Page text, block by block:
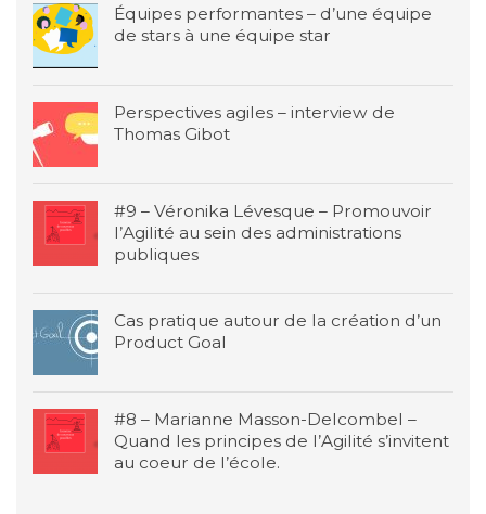
Équipes performantes – d’une équipe
de stars à une équipe star
Perspectives agiles – interview de
Thomas Gibot
#9 – Véronika Lévesque – Promouvoir
l’Agilité au sein des administrations
publiques
Cas pratique autour de la création d’un
Product Goal
#8 – Marianne Masson-Delcombel –
Quand les principes de l’Agilité s’invitent
au coeur de l’école.